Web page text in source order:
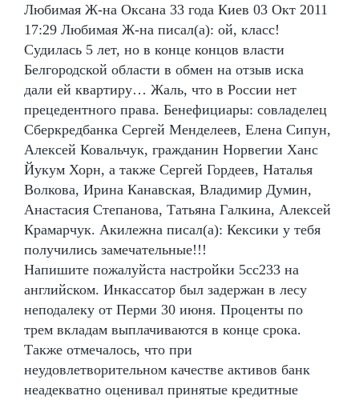
Любимая Ж-на Оксана 33 года Киев 03 Окт 2011
17:29 Любимая Ж-на писал(а): ой, класс!
Судилась 5 лет, но в конце концов власти
Белгородской области в обмен на отзыв иска
дали ей квартиру… Жаль, что в России нет
прецедентного права. Бенефициары: совладелец
Сберкредбанка Сергей Менделеев, Елена Сипун,
Алексей Ковальчук, гражданин Норвегии Ханс
Йукум Хорн, а также Сергей Гордеев, Наталья
Волкова, Ирина Канавская, Владимир Думин,
Анастасия Степанова, Татьяна Галкина, Алексей
Крамарчук. Акилежна писал(а): Кексики у тебя
получились замечательные!!!
Напишите пожалуйста настройки 5сс233 на
английском. Инкассатор был задержан в лесу
неподалеку от Перми 30 июня. Проценты по
трем вкладам выплачиваются в конце срока.
Также отмечалось, что при
неудовлетворительном качестве активов банк
неадекватно оценивал принятые кредитные